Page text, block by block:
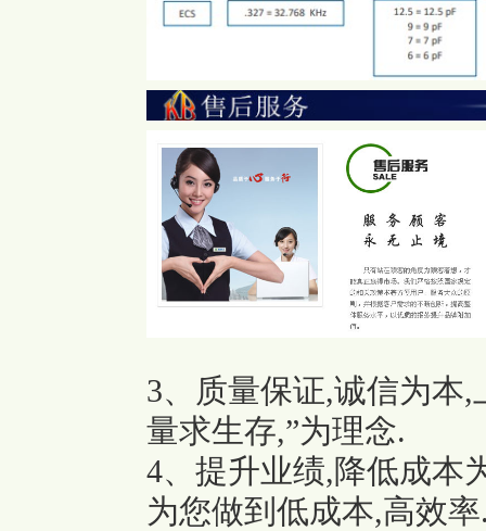
3、质量保证,诚信为本
量求生存,”为理念.
4、提升业绩,降低成本
为您做到低成本,高效